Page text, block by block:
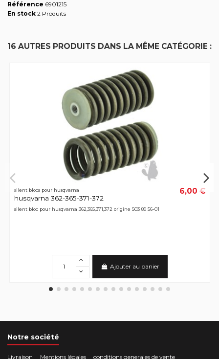
Référence 6901215
En stock 2 Produits
16 AUTRES PRODUITS DANS LA MÊME CATÉGORIE :
silent blocs pour husqvarna
husqvarna 362-365-371-372
6,00 €
silent bloc pour husqvarna 362,365,371,372 origine 503 89 56-01
Ajouter au panier
Notre société
Livraison Mentions légales conditions generales de vente